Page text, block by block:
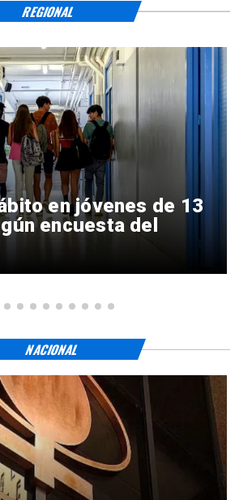
en jóvenes de 13
encuesta del
REGIONAL
NACIONAL